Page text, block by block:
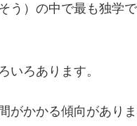
う）の中で最も独学
いろあります。
がかかる傾向があり